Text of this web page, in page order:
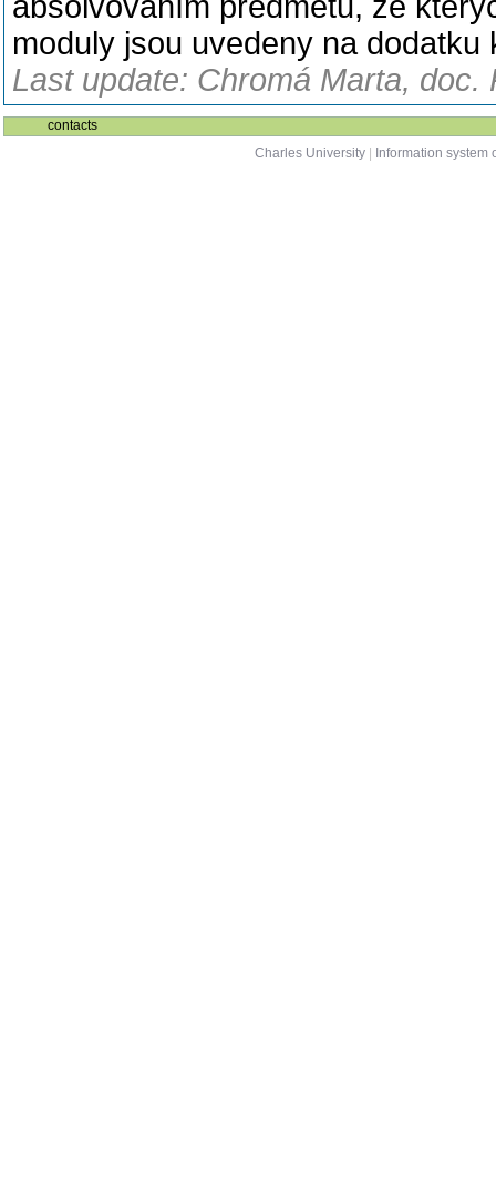
moduly jsou uvedeny na dodatku
Last update: Chromá Marta, doc.
contacts
Charles University
Information